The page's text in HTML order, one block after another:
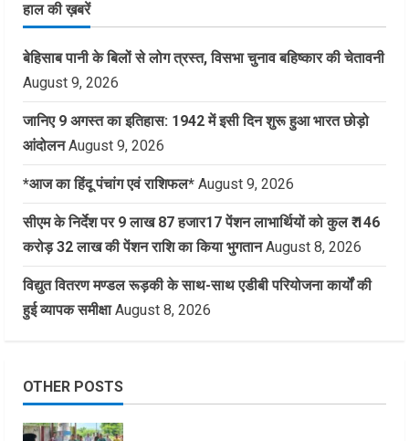
हाल की ख़बरें
बेहिसाब पानी के बिलों से लोग त्रस्त, विसभा चुनाव बहिष्कार की चेतावनी
August 9, 2026
जानिए 9 अगस्त का इतिहास: 1942 में इसी दिन शुरू हुआ भारत छोड़ो
आंदोलन August 9, 2026
*आज का हिंदू पंचांग एवं राशिफल* August 9, 2026
सीएम के निर्देश पर 9 लाख 87 हजार17 पेंशन लाभार्थियों को कुल ₹ 146
करोड़ 32 लाख की पेंशन राशि का किया भुगतान August 8, 2026
विद्युत वितरण मण्डल रूड़की के साथ-साथ एडीबी परियोजना कार्यों की
हुई व्यापक समीक्षा August 8, 2026
OTHER POSTS